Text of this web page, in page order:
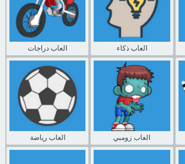
العاب دراجات العاب ذكاء
العاب رياضة العاب زومبي